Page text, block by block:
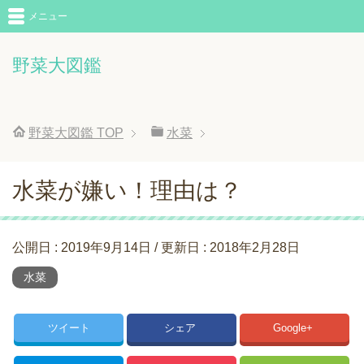
野菜大図鑑
メニュー
野菜大図鑑 TOP 水菜
水菜が嫌い！理由は？
公開日 : 2019年9月14日 / 更新日 : 2018年2月28日
水菜
ツイート シェア Google+